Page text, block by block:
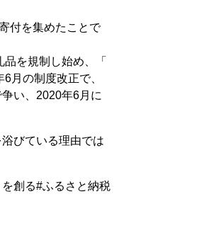
付を集めたことで
を規制し始め、「
月の制度改正で、
い、2020年6月に
びている理由では
創る#ふるさと納税